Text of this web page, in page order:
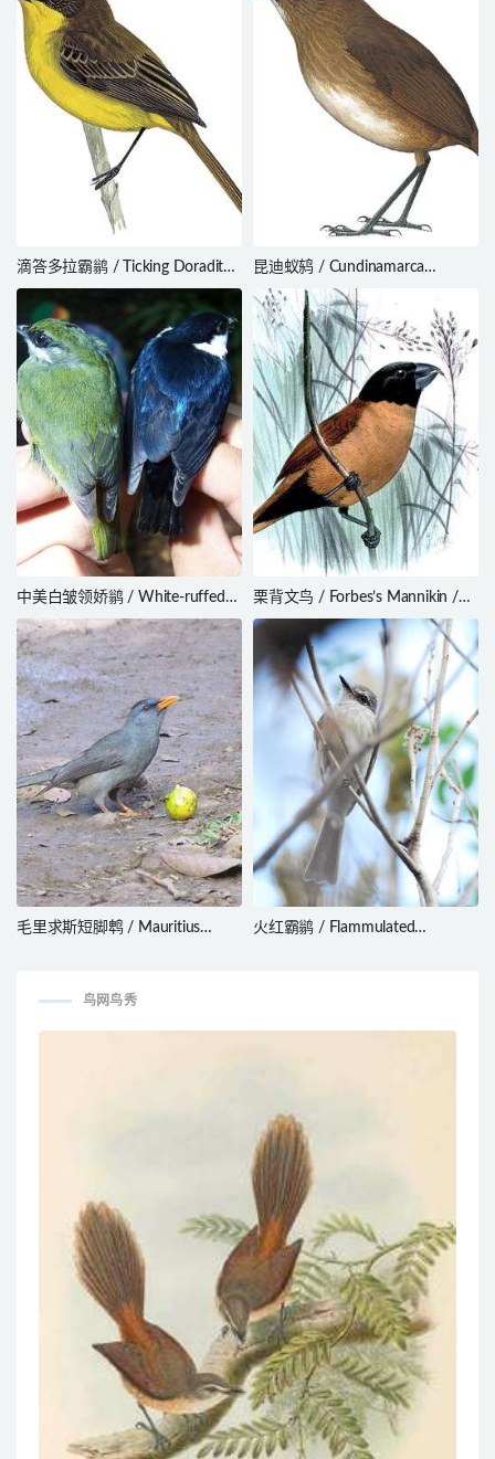
滴答多拉霸鹟 / Ticking Doradito
/ Pseudocolopteryx citreola
昆迪蚁鸫 / Cundinamarca
Antpitta / Grallaria kaestneri
中美白皱领娇鹟 / White-ruffed
Manakin / Corapipo altera
栗背文鸟 / Forbes’s Mannikin /
Lonchura forbesi
毛里求斯短脚鹎 / Mauritius
火红霸鹟 / Flammulated
鸟网鸟秀